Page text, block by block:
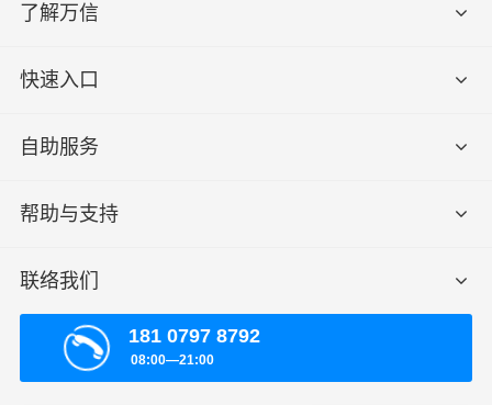
物流公司安排车辆上门把货物运送到专线运输商进行配载
的环节，要确认件数、重量、体积、包装、收货信息等物
什么是送货费用？
集散地运送到指定的收货地点，期间产生的费用称为送货
务理念，凭借张掖至张家口物流的优质平台，始终致力于
为客户提供优质高效的张掖到张家口的专线物流运输服
务。张掖到张家口货运专线是港邦的优质品牌服务，我们
了解万信
快速入口
自助服务
帮助与支持
联络我们
181 0797 8792
08:00—21:00